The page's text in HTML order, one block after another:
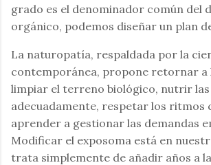
grado es el denominador común del
orgánico, podemos diseñar un plan
La naturopatía, respaldada por la
contemporánea, propone retornar a
limpiar el terreno biológico, nutrir las
adecuadamente, respetar los ritmos
aprender a gestionar las demandas
Modificar el exposoma está en
trata simplemente de añadir años a